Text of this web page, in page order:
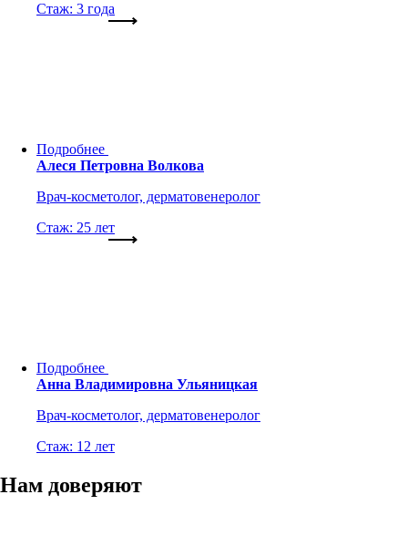
Стаж: 3 года
Подробнее
Алеся Петровна Волкова
Врач-косметолог, дерматовенеролог
Стаж: 25 лет
Подробнее
Анна Владимировна Ульяницкая
Врач-косметолог, дерматовенеролог
Стаж: 12 лет
Нам доверяют